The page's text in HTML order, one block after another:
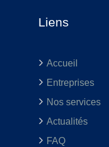
Liens
Accueil
Entreprises
Nos services
Actualités
FAQ